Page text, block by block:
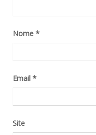
Nome *
Email *
Site